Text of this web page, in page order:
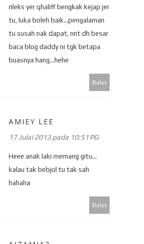
rileks yer qhaliff bengkak kejap jer
tu, luka boleh baik...pengalaman
tu susah nak dapat, nnt dh besar
baca blog daddy ni tgk betapa
buasnya hang...hehe
Balas
AMIEY LEE
17 Julai 2013 pada 10:51 PG
Heee anak laki memang gitu...
kalau tak bebjol tu tak sah
hahaha
Balas